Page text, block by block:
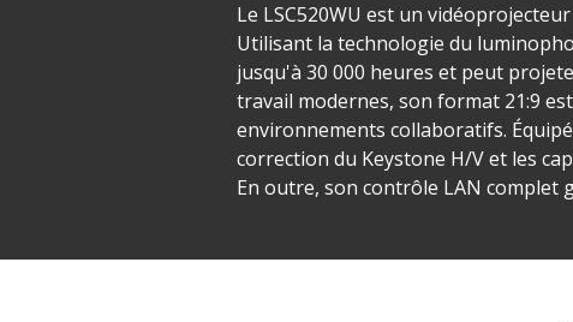
Le LSC520WU est un
Utilisant la technologie du
jusqu'à 30 000 heures et peut
travail modernes, son format 21:9
environnements collaboratifs.
correction du Keystone H/V et les
En outre, son contrôle LAN complet